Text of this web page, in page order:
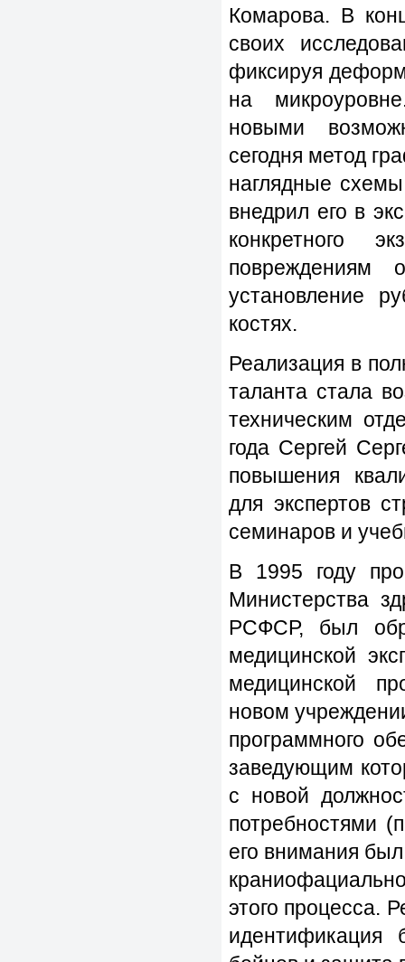
Комарова. В
своих
фиксируя
на
новыми
сегодня метод
наглядные
внедрил его в
конкретного
повреждениям
установление
костях.
Реализация в
таланта стала
техническим
года Сергей
повышения
для экспертов
семинаров и
В 1995 году
Министерства
РСФСР, был
медицинской
медицинской
новом
программного
заведующим
с новой
потребностями
его внимания
этого процесса.
идентификация